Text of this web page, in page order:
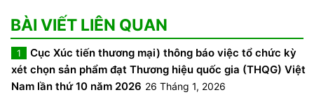
BÀI VIẾT LIÊN QUAN
1
Cục Xúc tiến thương mại) thông báo việc tổ chức kỳ
xét chọn sản phẩm đạt Thương hiệu quốc gia (THQG) Việt
Nam lần thứ 10 năm 2026 26 Tháng 1, 2026